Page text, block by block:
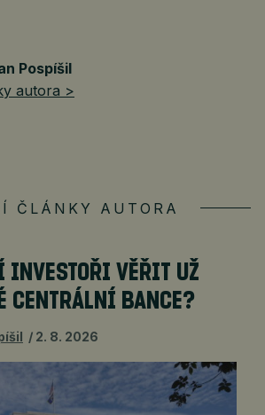
Pospíšil
autora >
ČLÁNKY AUTORA
INVESTOŘI VĚŘIT UŽ
CENTRÁLNÍ BANCE?
2. 8. 2026